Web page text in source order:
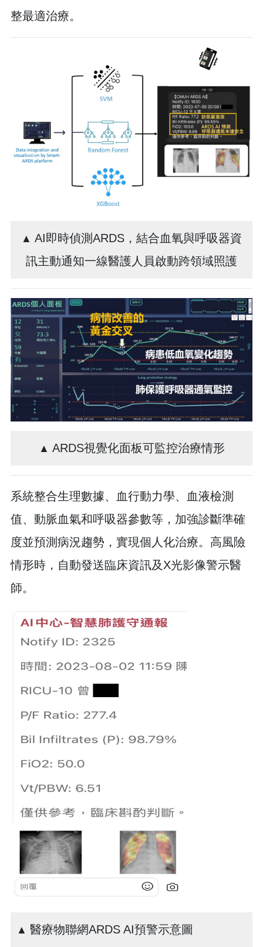
整最適治療。
▲ AI即時偵測ARDS，結合血氧與呼吸器資
訊主動通知一線醫護人員啟動跨領域照護
▲ ARDS視覺化面板可監控治療情形
系統整合生理數據、血行動力學、血液檢測
值、動脈血氣和呼吸器參數等，加強診斷準確
度並預測病況趨勢，實現個人化治療。高風險
情形時，自動發送臨床資訊及X光影像警示醫
師。
▲ 醫療物聯網ARDS AI預警示意圖